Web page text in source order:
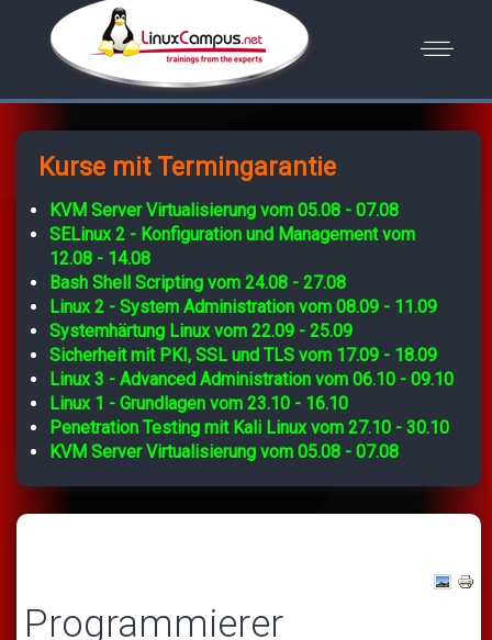
Kurse mit Termingarantie
KVM Server Virtualisierung vom 05.08 - 07.08
SELinux 2 - Konfiguration und Management vom
12.08 - 14.08
Bash Shell Scripting vom 24.08 - 27.08
Linux 2 - System Administration vom 08.09 - 11.09
Systemhärtung Linux vom 22.09 - 25.09
Sicherheit mit PKI, SSL und TLS vom 17.09 - 18.09
Linux 3 - Advanced Administration vom 06.10 - 09.10
Linux 1 - Grundlagen vom 23.10 - 16.10
Penetration Testing mit Kali Linux vom 27.10 - 30.10
KVM Server Virtualisierung vom 05.08 - 07.08
Programmierer